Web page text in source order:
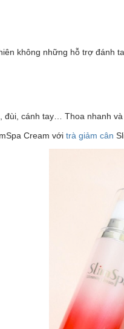
không những hỗ trợ đánh
cánh tay… Thoa nhanh
Cream với trà giảm cân